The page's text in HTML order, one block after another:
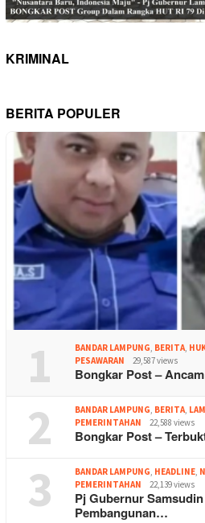
KRIMINAL
BERITA POPULER
1 BANDAR LAMPUNG, BERITA,
PESAWARAN
29,587 views
Bongkar Post –
2 BANDAR LAMPUNG, BERITA,
PEMERINTAHAN
22,588 views
Bongkar Post –
3 BANDAR LAMPUNG, HEADLINE,
PEMERINTAHAN
22,139 views
Pj Gubernur
Pembangunan…